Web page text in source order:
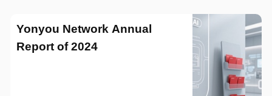
Yonyou Network Annual
Report of 2024